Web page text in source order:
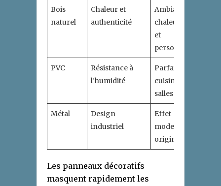
Bois
naturel
Chaleur et
authenticité
Ambiance
chaleureuse
et
personnalisée
PVC
Résistance à
l’humidité
Parfait pour
cuisines et
salles de bain
Métal
Design
industriel
Effet
moderne et
original
Les panneaux décoratifs
masquent rapidement les